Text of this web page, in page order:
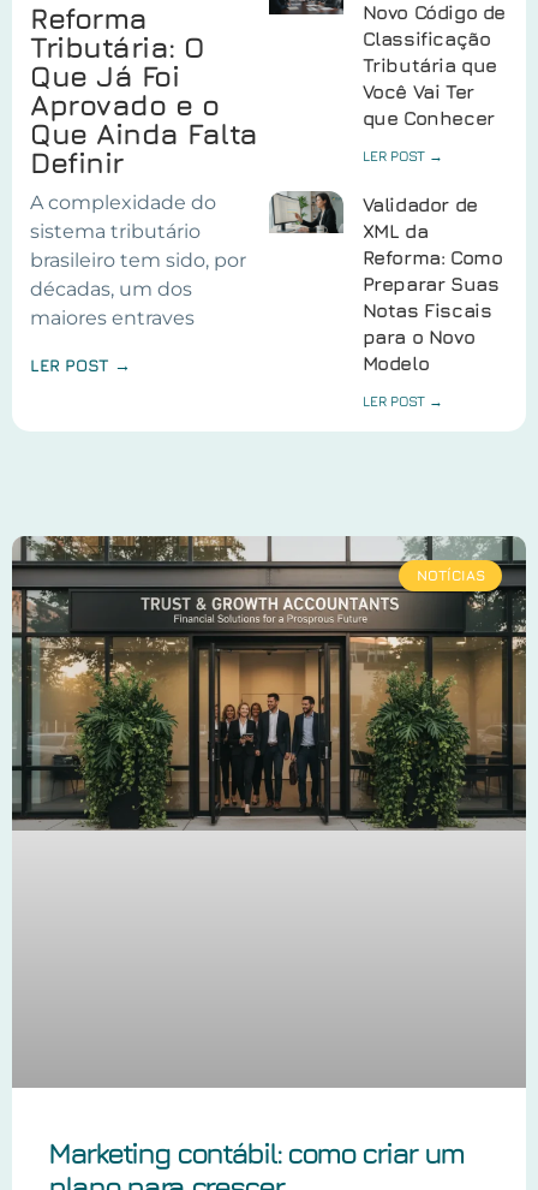
Reforma
Tributária: O
Que Já Foi
Aprovado e o
Que Ainda Falta
Definir
A complexidade do
sistema tributário
brasileiro tem sido, por
décadas, um dos
maiores entraves
LER POST →
Novo Código de
Classificação
Tributária que
Você Vai Ter
que Conhecer
LER POST →
Validador de
XML da
Reforma: Como
Preparar Suas
Notas Fiscais
para o Novo
Modelo
LER POST →
NOTÍCIAS
Marketing contábil: como criar um